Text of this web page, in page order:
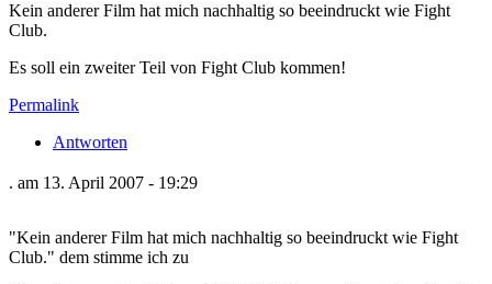
Kein anderer Film hat mich nachhaltig so beeindruckt wie Fight
Club.
Es soll ein zweiter Teil von Fight Club kommen!
Permalink
Antworten
. am 13. April 2007 - 19:29
"Kein anderer Film hat mich nachhaltig so beeindruckt wie Fight
Club." dem stimme ich zu